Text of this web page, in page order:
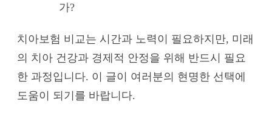
가?
치아보험 비교는 시간과 노력이 필요하지만, 미래
의 치아 건강과 경제적 안정을 위해 반드시 필요
한 과정입니다. 이 글이 여러분의 현명한 선택에
도움이 되기를 바랍니다.